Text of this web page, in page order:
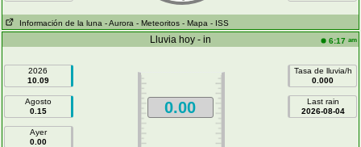
Información de la luna - Aurora - Meteoritos - Mapa - ISS
Lluvia hoy - in 6:17 am
2026
10.09
Agosto
0.15
Ayer
0.00
0.00
Tasa de lluvia/h
0.000
Last rain
2026-08-04